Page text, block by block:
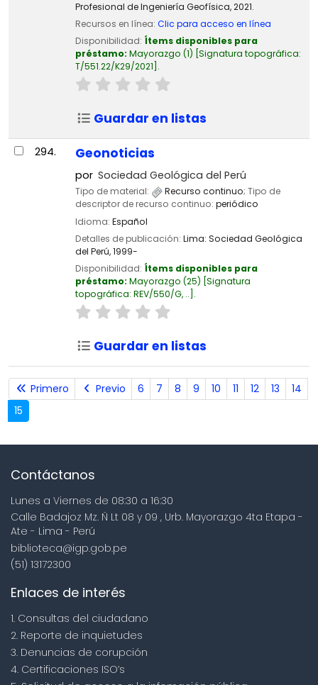
Profesional de Ingeniería Geofísica, 2021.
Recursos en línea: Clic para acceso en línea
Disponibilidad: Ítems disponibles para
préstamo: Mayorazgo (1) Signatura topográfica:
T/551.22/K29/2021 .
Guardar en listas
294. Geonoticias
por Sociedad Geológica del Perú
Tipo de material: Recurso continuo; Tipo de
descriptor de recurso continuo: periódico
Idioma: Español
Detalles de publicación: Lima: Sociedad Geológica
del Perú,1999-
Disponibilidad: Ítems disponibles para
préstamo: Mayorazgo (25) Signatura
topográfica: REV/550/G, .. .
Guardar en listas
Primero Previo 6 7 8 9 10 11 12 13
14
15
Contáctanos
Lunes a Viernes de 08:30 a 16:30
Calle Badajoz Mz. Ñ Lt 08 y 09 , Urb. Mayorazgo 4ta Etapa -
Ate - Lima - Perú
biblioteca@igp.gob.pe
(51) 13172300
Enlaces de interés
1. Consultas del ciudadano
2. Reporte de inquietudes
3. Denuncias de corupción
4. Certificaciones ISO’s